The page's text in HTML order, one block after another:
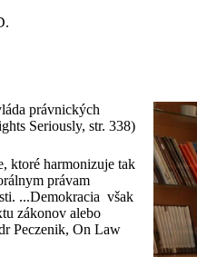
právnických
Seriously, str. 338)
ktoré harmonizuje tak
právam
...Demokracia však
zákonov alebo
Peczenik, On Law